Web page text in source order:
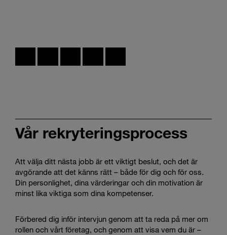
Vår rekryteringsprocess
Att välja ditt nästa jobb är ett viktigt beslut, och det är
avgörande att det känns rätt – både för dig och för oss.
Din personlighet, dina värderingar och din motivation är
minst lika viktiga som dina kompetenser.
Förbered dig inför intervjun genom att ta reda på mer om
rollen och vårt företag, och genom att visa vem du är –